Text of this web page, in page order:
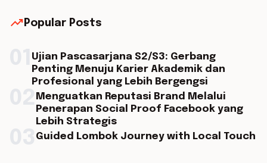
trending_up Popular Posts
Ujian Pascasarjana S2/S3: Gerbang
Penting Menuju Karier Akademik dan
Profesional yang Lebih Bergengsi
Menguatkan Reputasi Brand Melalui
Penerapan Social Proof Facebook yang
Lebih Strategis
Guided Lombok Journey with Local Touch